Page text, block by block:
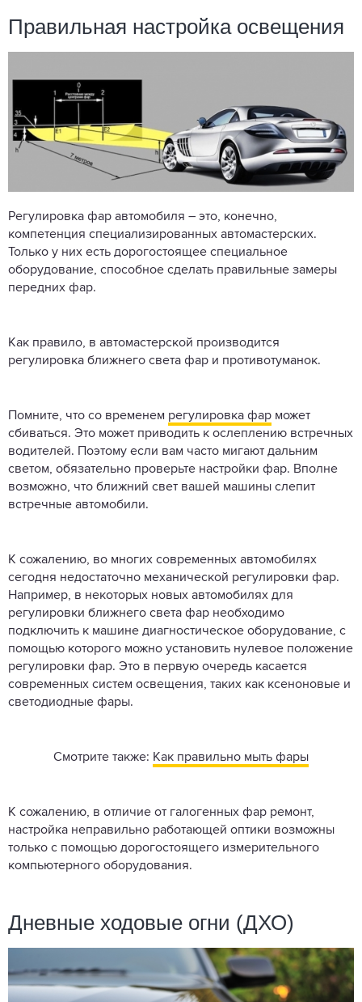
Правильная настройка освещения
Регулировка фар автомобиля – это, конечно,
компетенция специализированных автомастерских.
Только у них есть дорогостоящее специальное
оборудование, способное сделать правильные замеры
передних фар.
Как правило, в автомастерской производится
регулировка ближнего света фар и противотуманок.
Помните, что со временем регулировка фар может
сбиваться. Это может приводить к ослеплению встречных
водителей. Поэтому если вам часто мигают дальним
светом, обязательно проверьте настройки фар. Вполне
возможно, что ближний свет вашей машины слепит
встречные автомобили.
К сожалению, во многих современных автомобилях
сегодня недостаточно механической регулировки фар.
Например, в некоторых новых автомобилях для
регулировки ближнего света фар необходимо
подключить к машине диагностическое оборудование, с
помощью которого можно установить нулевое положение
регулировки фар. Это в первую очередь касается
современных систем освещения, таких как ксеноновые и
светодиодные фары.
Смотрите также: Как правильно мыть фары
К сожалению, в отличие от галогенных фар ремонт,
настройка неправильно работающей оптики возможны
только с помощью дорогостоящего измерительного
компьютерного оборудования.
Дневные ходовые огни (ДХО)